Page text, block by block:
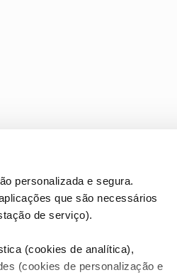
personalizada e segura.
que são necessários
de serviço).
(cookies de analítica),
(cookies de personalização e